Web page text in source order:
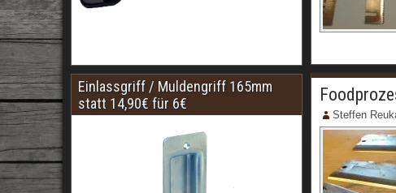
Steffen
Einlassgriff / Muldengriff 165mm
statt 14,90€ für 6€